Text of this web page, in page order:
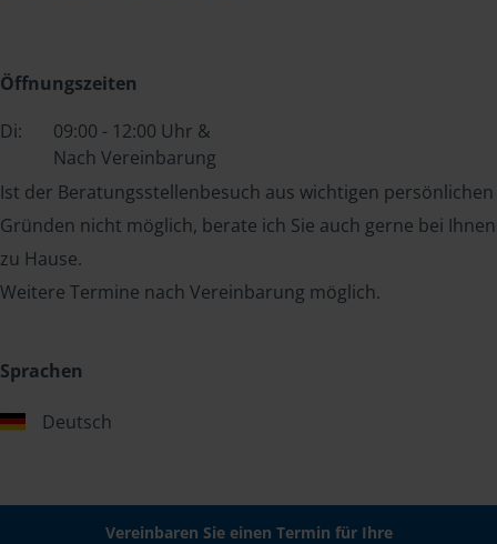
Öffnungszeiten
Di:
09:00 - 12:00 Uhr &
Nach Vereinbarung
Ist der Beratungsstellenbesuch aus wichtigen persönlichen
Gründen nicht möglich, berate ich Sie auch gerne bei Ihnen
zu Hause.
Weitere Termine nach Vereinbarung möglich.
Sprachen
Deutsch
Vereinbaren Sie einen Termin für Ihre